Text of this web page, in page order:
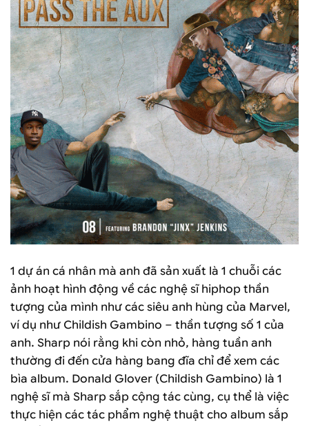
1 dự án cá nhân mà anh đã sản xuất là 1 chuỗi các
ảnh hoạt hình động về các nghệ sĩ hiphop thần
tượng của mình như các siêu anh hùng của Marvel,
ví dụ như Childish Gambino – thần tượng số 1 của
anh. Sharp nói rằng khi còn nhỏ, hàng tuần anh
thường đi đến cửa hàng bang đĩa chỉ để xem các
bìa album. Donald Glover (Childish Gambino) là 1
nghệ sĩ mà Sharp sắp cộng tác cùng, cụ thể là việc
thực hiện các tác phẩm nghệ thuật cho album sắp